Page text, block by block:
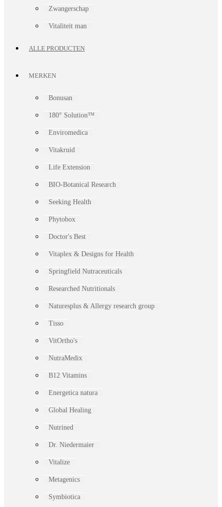
Zwangerschap
Vitaliteit man
ALLE PRODUCTEN
MERKEN
Bonusan
180° Solution™
Enviromedica
Vitakruid
Life Extension
BIO-Botanical Research
Seeking Health
Phytobox
Doctor's Best
Vitaplex & Designs for Health
Springfield Nutraceuticals
Researched Nutritionals
Naturesplus & Allergy research group
Tisso
VitOrtho's
NutraMedix
B12 Vitamins
Energetica natura
Global Healing
Nutrined
Dr. Niedermaier
Vitalize
Metagenics
Symbiotica